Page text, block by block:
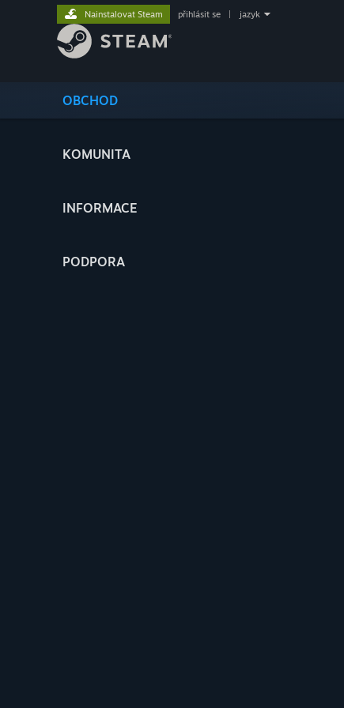
OBCHOD
KOMUNITA
INFORMACE
PODPORA
Nainstalovat Steam přihlásit se jazyk